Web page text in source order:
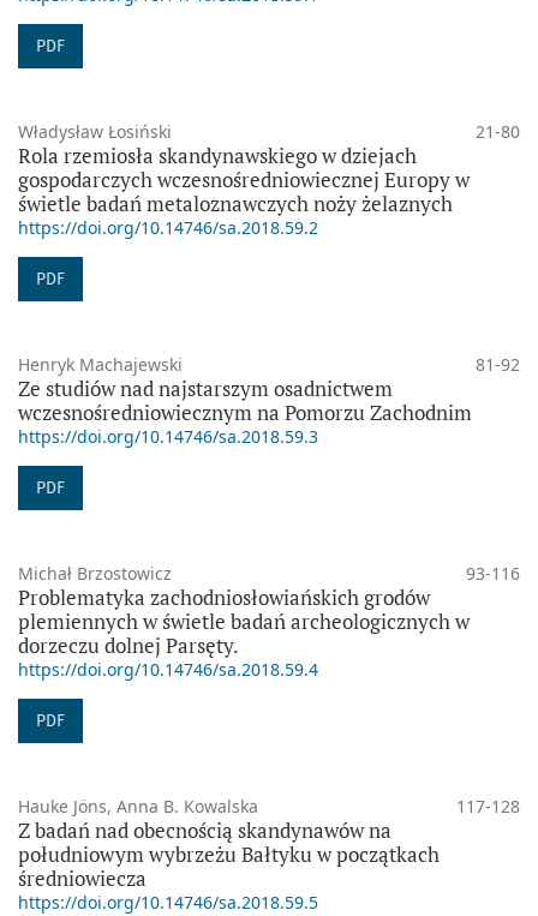
PDF
Władysław Łosiński 21-80
Rola rzemiosła skandynawskiego w dziejach
gospodarczych wczesnośredniowiecznej Europy w
świetle badań metaloznawczych noży żelaznych
https://doi.org/10.14746/sa.2018.59.2
PDF
Henryk Machajewski 81-92
Ze studiów nad najstarszym osadnictwem
wczesnośredniowiecznym na Pomorzu Zachodnim
https://doi.org/10.14746/sa.2018.59.3
PDF
Michał Brzostowicz 93-116
Problematyka zachodniosłowiańskich grodów
plemiennych w świetle badań archeologicznych w
dorzeczu dolnej Parsęty.
https://doi.org/10.14746/sa.2018.59.4
PDF
Hauke Jöns, Anna B. Kowalska 117-128
Z badań nad obecnością skandynawów na
południowym wybrzeżu Bałtyku w początkach
średniowiecza
https://doi.org/10.14746/sa.2018.59.5